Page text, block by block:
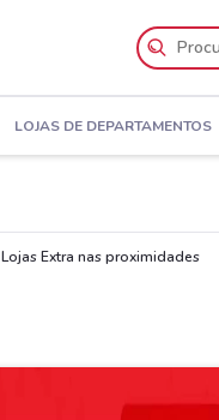
LOJAS DE DEPARTAMENTOS
Lojas Extra nas proximidades